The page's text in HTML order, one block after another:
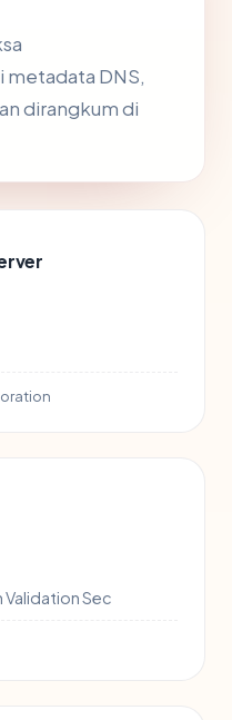
metadata DNS,
dirangkum di
Validation Sec